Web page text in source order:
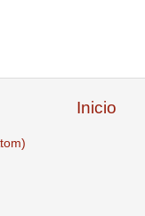
Inicio